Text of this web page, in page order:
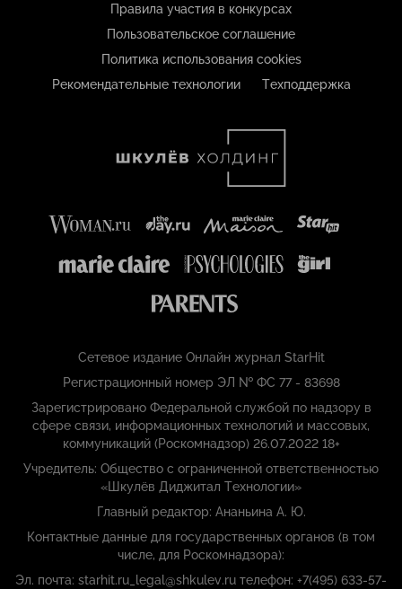
Правила участия в конкурсах
Пользовательское соглашение
Политика использования cookies
Рекомендательные технологии
Техподдержка
Сетевое издание Онлайн журнал StarHit
Регистрационный номер ЭЛ № ФС 77 - 83698
Зарегистрировано Федеральной службой по надзору в
сфере связи, информационных технологий и массовых,
коммуникаций (Роскомнадзор) 26.07.2022 18+
Учредитель: Общество с ограниченной ответственностью
«Шкулёв Диджитал Технологии»
Главный редактор: Ананьина А. Ю.
Контактные данные для государственных органов (в том
числе, для Роскомнадзора):
Эл. почта: starhit.ru_legal@shkulev.ru телефон: +7(495) 633-57-